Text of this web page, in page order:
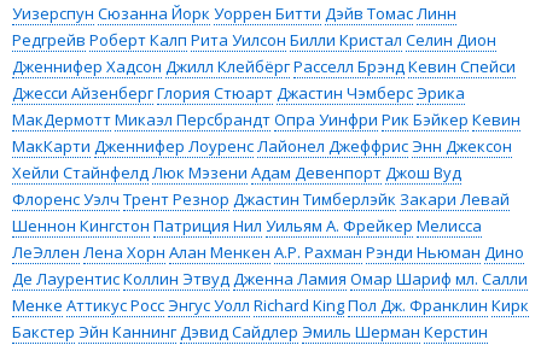
Уизерспун Сюзанна Йорк Уоррен Битти Дэйв ТомасЛинн
Редгрейв Роберт Калп Рита Уилсон Билли Кристал Селин Дион
Дженнифер Хадсон Джилл КлейбёргРасселл БрэндКевин Спейси
Джесси АйзенбергГлория СтюартДжастин ЧэмберсЭрика
МакДермоттМикаэл ПерсбрандтОпра Уинфри Рик Бэйкер Кевин
МакКарти Дженнифер ЛоуренсЛайонел ДжеффрисЭнн Джексон
Хейли СтайнфелдЛюк Мэзени Адам ДевенпортДжош Вуд
Флоренс Уэлч Трент Резнор Джастин Тимберлэйк Закари Левай
Шеннон Кингстон Патриция Нил Уильям А. Фрейкер Мелисса
ЛеЭллен Лена Хорн Алан Менкен А.Р. Рахман Рэнди Ньюман Дино
Де ЛаурентисКоллин ЭтвудДженна Ламия Омар Шариф мл. Салли
Менке Аттикус РоссЭнгус Уолл Richard KingПол Дж. Франклин Кирк
Бакстер Эйн КаннингДэвид Сайдлер Эмиль Шерман Керстин